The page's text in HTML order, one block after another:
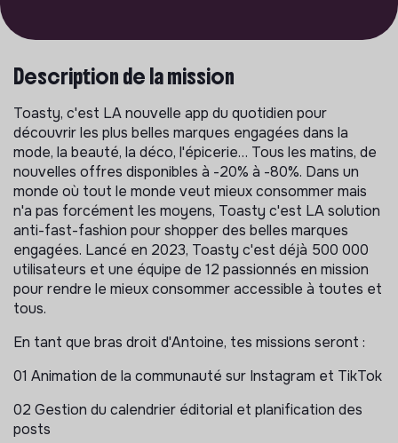
Description de la mission
Toasty, c'est LA nouvelle app du quotidien pour
découvrir les plus belles marques engagées dans la
mode, la beauté, la déco, l'épicerie… Tous les matins, de
nouvelles offres disponibles à -20% à -80%. Dans un
monde où tout le monde veut mieux consommer mais
n'a pas forcément les moyens, Toasty c'est LA solution
anti-fast-fashion pour shopper des belles marques
engagées. Lancé en 2023, Toasty c'est déjà 500 000
utilisateurs et une équipe de 12 passionnés en mission
pour rendre le mieux consommer accessible à toutes et
tous.
En tant que bras droit d'Antoine, tes missions seront :
01 Animation de la communauté sur Instagram et TikTok
02 Gestion du calendrier éditorial et planification des
posts